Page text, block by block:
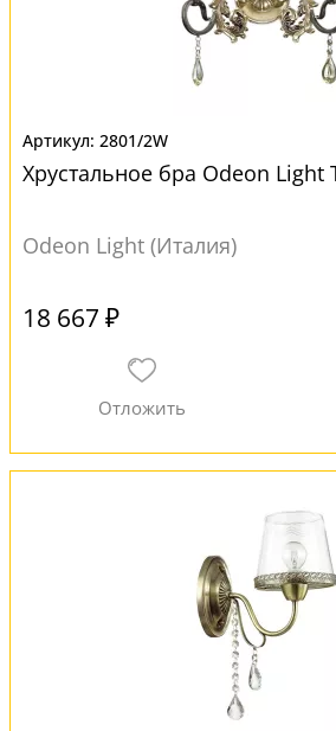
2801/2W
Хрустальное бра Odeon Light
Odeon Light (Италия)
18 667 ₽